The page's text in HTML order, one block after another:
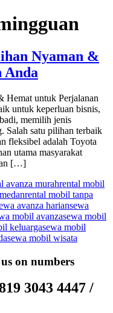
Nyaman &
Anda
Hemat untuk Perjalanan
untuk keperluan bisnis,
memilih jenis
Salah satu pilihan terbaik
fleksibel adalah Toyota
utama masyarakat
[…]
avanza murahrental mobil
rental mobil tanpa
avanza hariansewa
mobil avanzasewa mobil
keluargasewa mobil
sewa mobil wisata
on numbers
3043 4447 /